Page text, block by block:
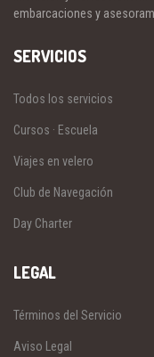
embarcaciones y
SERVICIOS
Todos los servicios
Cursos · Escuela
Viajes en velero
Club de Navegación
Day Charter
LEGAL
Términos del Servicio
Aviso Legal